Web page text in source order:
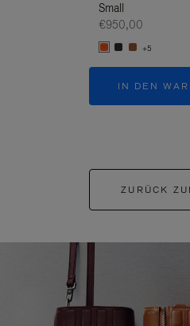
Small
€950,00
+5
IN DEN
ZURÜCK